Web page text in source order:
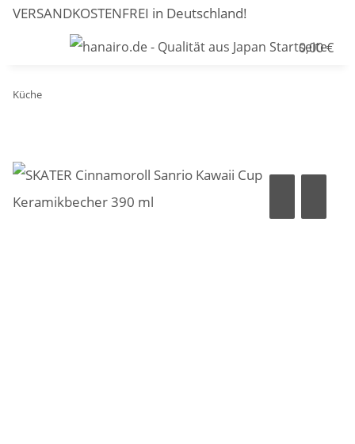
VERSANDKOSTENFREI in Deutschland!
0,00 €
Küche